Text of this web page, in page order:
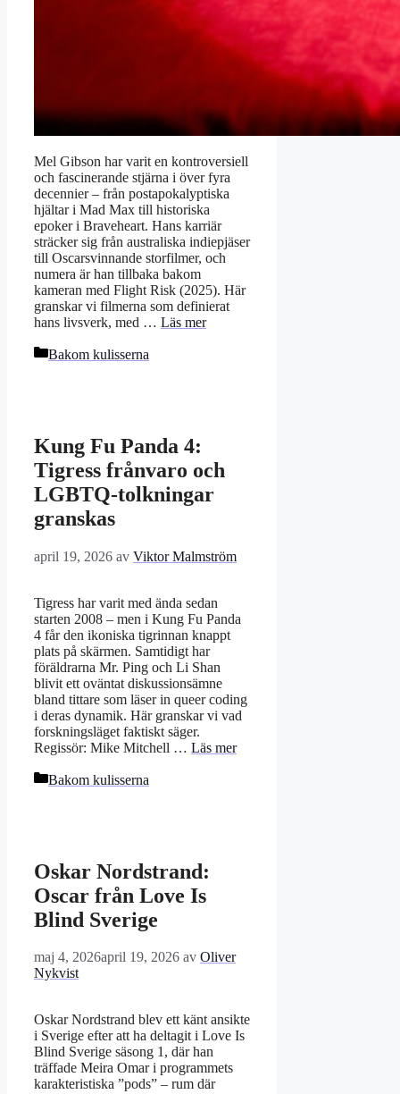
Mel Gibson har varit en kontroversiell
och fascinerande stjärna i över fyra
decennier – från postapokalyptiska
hjältar i Mad Max till historiska
epoker i Braveheart. Hans karriär
sträcker sig från australiska indiepjäser
till Oscarsvinnande storfilmer, och
numera är han tillbaka bakom
kameran med Flight Risk (2025). Här
granskar vi filmerna som definierat
hans livsverk, med … Läs mer
Kategorier
Bakom kulisserna
Kung Fu Panda 4:
Tigress frånvaro och
LGBTQ-tolkningar
granskas
april 19, 2026 av Viktor Malmström
Tigress har varit med ända sedan
starten 2008 – men i Kung Fu Panda
4 får den ikoniska tigrinnan knappt
plats på skärmen. Samtidigt har
föräldrarna Mr. Ping och Li Shan
blivit ett oväntat diskussionsämne
bland tittare som läser in queer coding
i deras dynamik. Här granskar vi vad
forskningsläget faktiskt säger.
Regissör: Mike Mitchell … Läs mer
Kategorier
Bakom kulisserna
Oskar Nordstrand:
Oscar från Love Is
Blind Sverige
maj 4, 2026april 19, 2026 av Oliver
Nykvist
Oskar Nordstrand blev ett känt ansikte
i Sverige efter att ha deltagit i Love Is
Blind Sverige säsong 1, där han
träffade Meira Omar i programmets
karakteristiska ”pods” – rum där